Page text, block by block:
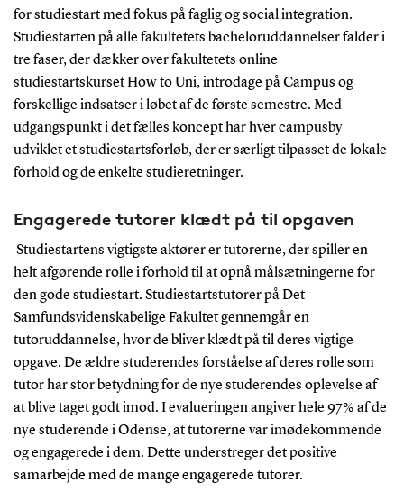
for studiestart med fokus på faglig og social integration.
Studiestarten på alle fakultetets bacheloruddannelser falder i
tre faser, der dækker over fakultetets online
studiestartskurset How to Uni, introdage på Campus og
forskellige indsatser i løbet af de første semestre. Med
udgangspunkt i det fælles koncept har hver campusby
udviklet et studiestartsforløb, der er særligt tilpasset de lokale
forhold og de enkelte studieretninger.
Engagerede tutorer klædt på til opgaven
Studiestartens vigtigste aktører er tutorerne, der spiller en
helt afgørende rolle i forhold til at opnå målsætningerne for
den gode studiestart. Studiestartstutorer på Det
Samfundsvidenskabelige Fakultet gennemgår en
tutoruddannelse, hvor de bliver klædt på til deres vigtige
opgave. De ældre studerendes forståelse af deres rolle som
tutor har stor betydning for de nye studerendes oplevelse af
at blive taget godt imod. I evalueringen angiver hele 97% af de
nye studerende i Odense, at tutorerne var imødekommende
og engagerede i dem. Dette understreger det positive
samarbejde med de mange engagerede tutorer.